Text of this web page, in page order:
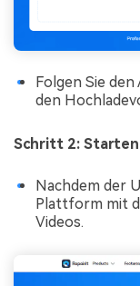
Folgen Sie
den
Schritt 2: Starten
Nachdem der
Plattform mit
Videos.